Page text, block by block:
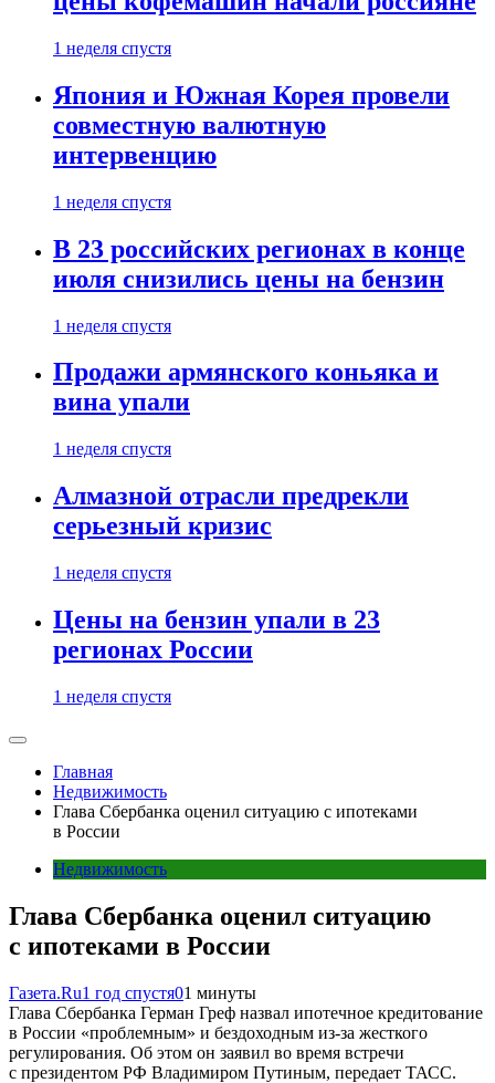
1 неделя спустя
Япония и Южная Корея провели
совместную валютную
интервенцию
1 неделя спустя
В 23 российских регионах в конце
июля снизились цены на бензин
1 неделя спустя
Продажи армянского коньяка и
вина упали
1 неделя спустя
Алмазной отрасли предрекли
серьезный кризис
1 неделя спустя
Цены на бензин упали в 23
регионах России
1 неделя спустя
Главная
Недвижимость
Глава Сбербанка оценил ситуацию с ипотеками
в России
Недвижимость
Глава Сбербанка оценил ситуацию
с ипотеками в России
Газета.Ru1 год спустя01 минуты
Глава Сбербанка Герман Греф назвал ипотечное кредитование
в России «проблемным» и бездоходным из-за жесткого
регулирования. Об этом он заявил во время встречи
с президентом РФ Владимиром Путиным, передает ТАСС.